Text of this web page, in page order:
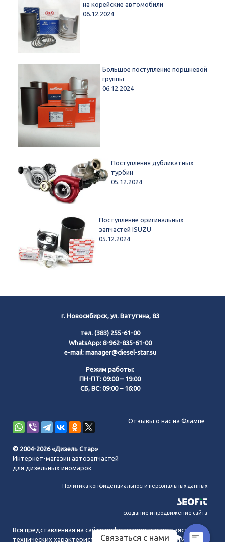
на корейские автомобили
06.12.2024
Большое поступление поршневой
группы
06.12.2024
Поступления дубликатных
турбин
05.12.2024
Поступление оригинальных
запчастей ISUZU
05.12.2024
г. Новосибирск, ул. Ватутина, 83
тел. (383) 255-61-00
WhatsApp: 8-962-835-61-00
e-mail: manager@diesel-star.su
Режим работы:
ПН-ПТ: 09:00 – 19:00
СБ, ВС: 09:00 – 16:00
Отзывы о нас на Флампе
© 2004-2026 «Дизель Стар»
Интернет-магазин автозапчастей
для дизельных иномарок
Политика конфиденциальности персональных данных
создание и продвижение сайта
Вся представленная на сайте информация, касающаяся
технических характеристик, наличия на складе, стоимости
Связаться с нами